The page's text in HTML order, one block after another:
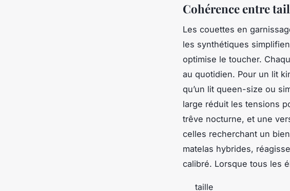
Cohérence entre
Les couettes en
les synthétiques
optimise le toucher.
au quotidien. Pour un lit
qu’un lit queen-size ou
large réduit les tensions
trêve nocturne, et une
celles recherchant un
matelas hybrides,
calibré. Lorsque tous les
taille